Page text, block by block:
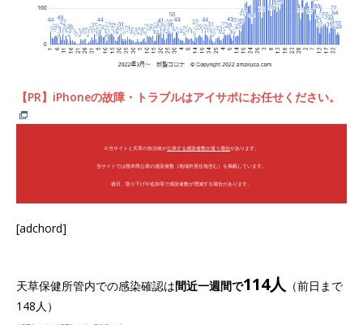
【PR】iPhoneの故障・トラブルはアイサポにお任せください。
※当サイトと天草の自治体が公表する感染者数が違う場合があります。
当サイトでは熊本県公表の感染者数（地域外居住地含む）を掲載しています。
後日、取り下げや追加等で感染者数が増減する場合があります。
[adchord]
天草保健所管内での感染確認は間近一週間で114人 （前日まで
148人）